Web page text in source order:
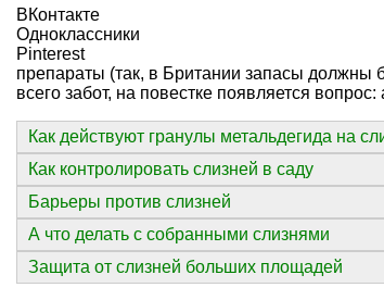
ВКонтакте
Одноклассники
Pinterest
препараты (так, в Британии запасы должны
всего забот, на повестке появляется
Как действуют гранулы метальдегида на
Как контролировать слизней в саду
Барьеры против слизней
А что делать с собранными слизнями
Защита от слизней больших площадей